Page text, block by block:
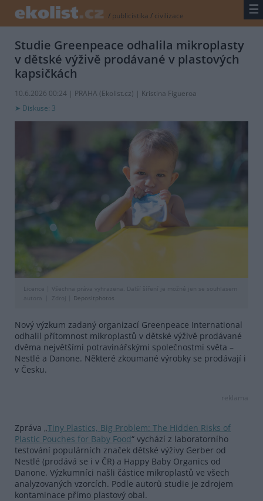
/ publicistika / civilizace ☰
Studie Greenpeace odhalila mikroplasty
v dětské výživě prodávané v plastových
kapsičkách
10.6.2026 00:24 | PRAHA (Ekolist.cz) | Kristina Figueroa
Diskuse: 3
Licence |
Všechna práva vyhrazena. Další šíření je možné jen se souhlasem
autora
Zdroj | Depositphotos
Nový výzkum zadaný organizací Greenpeace International
odhalil přítomnost mikroplastů v dětské výživě prodávané
dvěma největšími potravinářskými společnostmi světa –
Nestlé a Danone. Některé zkoumané výrobky se prodávají i
v Česku.
reklama
Zpráva „Tiny Plastics, Big Problem: The Hidden Risks of
Plastic Pouches for Baby Food“ vychází z laboratorního
testování populárních značek dětské výživy Gerber od
Nestlé (prodává se i v ČR) a Happy Baby Organics od
Danone. Výzkumníci našli částice mikroplastů ve všech
analyzovaných vzorcích. Podle autorů studie je zdrojem
kontaminace přímo plastový obal.